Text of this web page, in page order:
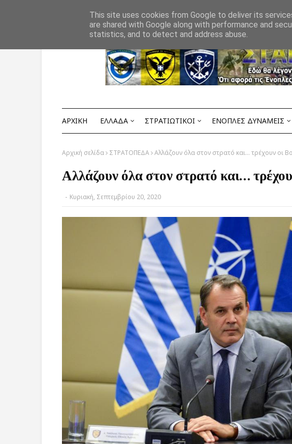
ΑΡΧΙΚΗ ΕΛΛΑΔΑ ΣΤΡΑΤΙΩΤΙΚΟΙ ΕΝΟΠΛΕΣ ΔΥΝΑΜΕΙΣ
Αρχική σελίδα ΣΤΡΑΤΟΠΕΔΑ Αλλάζουν όλα στον στρατό και… τρέχουν οι
Αλλάζουν όλα στον στρατό και…
- Κυριακή, Σεπτεμβρίου 20, 2020
This site uses cookies from Google to deliver its
are shared with Google along with performance and
statistics, and to detect and address abuse.